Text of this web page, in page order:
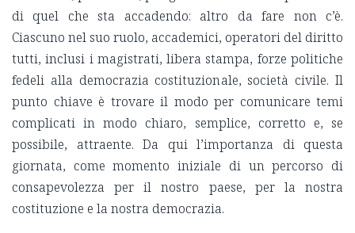
di quel che sta accadendo: altro da fare non c’è.
Ciascuno nel suo ruolo, accademici, operatori del diritto
tutti, inclusi i magistrati, libera stampa, forze politiche
fedeli alla democrazia costituzionale, società civile. Il
punto chiave è trovare il modo per comunicare temi
complicati in modo chiaro, semplice, corretto e, se
possibile, attraente. Da qui l’importanza di questa
giornata, come momento iniziale di un percorso di
consapevolezza per il nostro paese, per la nostra
costituzione e la nostra democrazia.